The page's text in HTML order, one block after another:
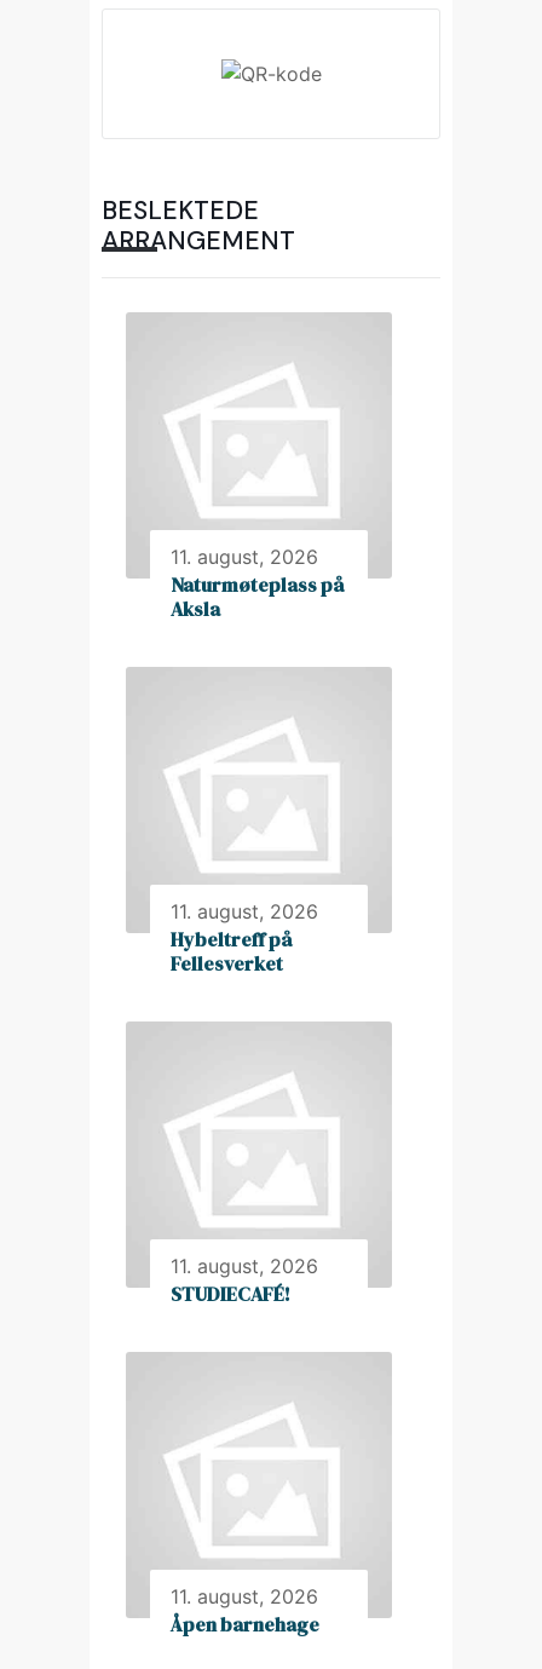
BESLEKTEDE
ARRANGEMENT
11. august, 2026
Naturmøteplass på
Aksla
11. august, 2026
Hybeltreff på
Fellesverket
11. august, 2026
STUDIECAFÉ!
11. august, 2026
Åpen barnehage